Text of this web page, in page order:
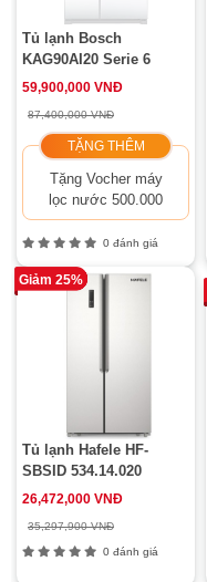
Tủ lạnh Bosch
KAG90AI20 Serie 6
59,900,000 VNĐ
87,400,000 VNĐ
TẶNG THÊM
Tặng Vocher máy
lọc nước 500.000
0 đánh giá
Giảm 25%
Tủ lạnh Hafele HF-
SBSID 534.14.020
26,472,000 VNĐ
35,297,900 VNĐ
0 đánh giá